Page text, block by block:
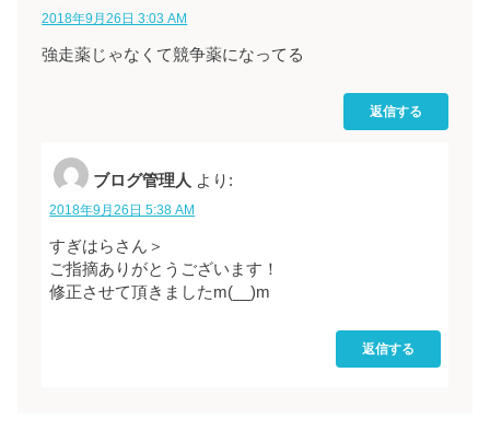
2018年9月26日 3:03 AM
強走薬じゃなくて競争薬になってる
返信する
ブログ管理人 より:
2018年9月26日 5:38 AM
すぎはらさん＞
ご指摘ありがとうございます！
修正させて頂きましたm(__)m
返信する